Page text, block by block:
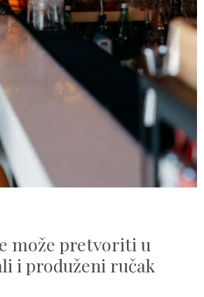
može pretvoriti u
i produženi ručak